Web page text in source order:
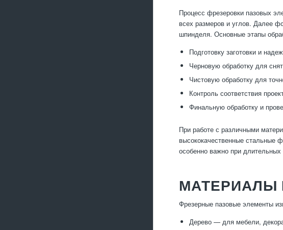
Процесс фрезеровки пазовых
всех размеров и углов. Далее
шпинделя. Основные этапы
Подготовку заготовки и
Черновую обработку для
Чистовую обработку для
Контроль соответствия
Финальную обработку и
При работе с различными
высококачественные стальные
особенно важно при длительных
МАТЕРИАЛЫ
Фрезерные пазовые элементы
Дерево — для мебели,